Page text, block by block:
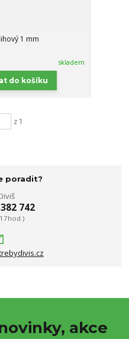
1 mm
skladem
do košíku
z 1
poradit?
742
akce